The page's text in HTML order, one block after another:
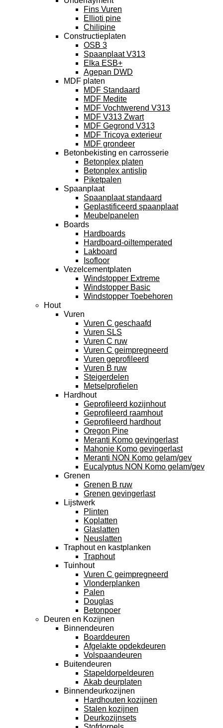
Fins Vuren
Ellioti pine
Chilipine
Constructieplaten
OSB 3
Spaanplaat V313
Elka ESB+
Agepan DWD
MDF platen
MDF Standaard
MDF Medite
MDF Vochtwerend V313
MDF V313 Zwart
MDF Gegrond V313
MDF Tricoya exterieur
MDF grondeer
Betonbekisting en carrosserie
Betonplex platen
Betonplex antislip
Piketpalen
Spaanplaat
Spaanplaat standaard
Geplastificeerd spaanplaat
Meubelpanelen
Boards
Hardboards
Hardboard-oiltemperated
Lakboard
Isofloor
Vezelcementplaten
Windstopper Extreme
Windstopper Basic
Windstopper Toebehoren
Hout
Vuren
Vuren C geschaafd
Vuren SLS
Vuren C ruw
Vuren C geimpregneerd
Vuren geprofileerd
Vuren B ruw
Steigerdelen
Metselprofielen
Hardhout
Geprofileerd kozijnhout
Geprofileerd raamhout
Geprofileerd hardhout
Oregon Pine
Meranti Komo gevingerlast
Mahonie Komo gevingerlast
Meranti NON Komo gelam/gev
Eucalyptus NON Komo gelam/gev
Grenen
Grenen B ruw
Grenen gevingerlast
Lijstwerk
Plinten
Koplatten
Glaslatten
Neuslatten
Traphout en kastplanken
Traphout
Tuinhout
Vuren C geimpregneerd
Vlonderplanken
Palen
Douglas
Betonpoer
Deuren en Kozijnen
Binnendeuren
Boarddeuren
Afgelakte opdekdeuren
Volspaandeuren
Buitendeuren
Stapeldorpeldeuren
Akab deurplaten
Binnendeurkozijnen
Hardhouten kozijnen
Stalen kozijnen
Deurkozijnsets